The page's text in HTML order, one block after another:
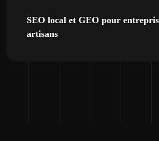
SEO local et GEO pour
artisans